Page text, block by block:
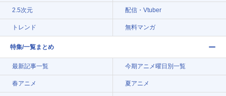
2.5次元 配信・Vtuber
トレンド 無料マンガ
特集/一覧まとめ
最新記事一覧 今期アニメ曜日別一覧
春アニメ 夏アニメ